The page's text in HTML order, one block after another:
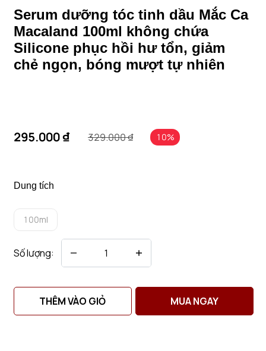
Serum dưỡng tóc tinh dầu Mắc Ca
Macaland 100ml không chứa
Silicone phục hồi hư tổn, giảm
chẻ ngọn, bóng mượt tự nhiên
295.000 ₫ 329.000 ₫ 10%
Số lượng:
THÊM VÀO GIỎ MUA NGAY
Dung tích
100ml